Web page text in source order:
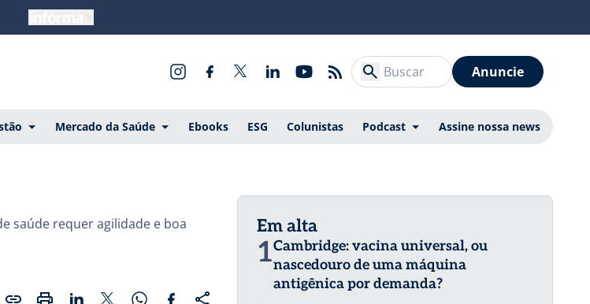
Anuncie
Mercado da Saúde Ebooks ESG Colunistas Podcast Assine nossa news
saúde requer agilidade e boa
Em alta
1Cambridge: vacina universal, ou
nascedouro de uma máquina
antigênica por demanda?